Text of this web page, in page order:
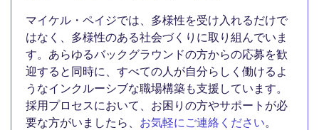
マイケル・ペイジでは、多様性を受け入れるだけで
はなく、多様性のある社会づくりに取り組んでいま
す。あらゆるバックグラウンドの方からの応募を歓
迎すると同時に、すべての人が自分らしく働けるよ
うなインクルーシブな職場構築も支援しています。
採用プロセスにおいて、お困りの方やサポートが必
要な方がいましたら、 お気軽にご連絡ください。